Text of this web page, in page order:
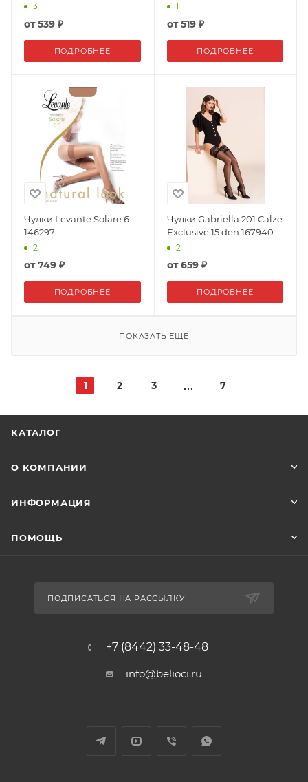
3
от539 ₽
ПОДРОБНЕЕ
1
от519 ₽
ПОДРОБНЕЕ
Чулки Levante Solare 6
146297
2
от749 ₽
ПОДРОБНЕЕ
Чулки Gabriella 201 Calze
Exclusive 15 den 167940
2
от659 ₽
ПОДРОБНЕЕ
ПОКАЗАТЬ ЕЩЕ
1 2 3 7
КАТАЛОГ
О КОМПАНИИ
ИНФОРМАЦИЯ
ПОМОЩЬ
ПОДПИСАТЬСЯ НА РАССЫЛКУ
+7 (8442) 33-48-48
info@belioci.ru